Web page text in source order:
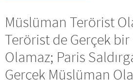
Müslüman Terörist
Terörist de Gerçek
Olamaz; Paris
Gerçek Müslüman